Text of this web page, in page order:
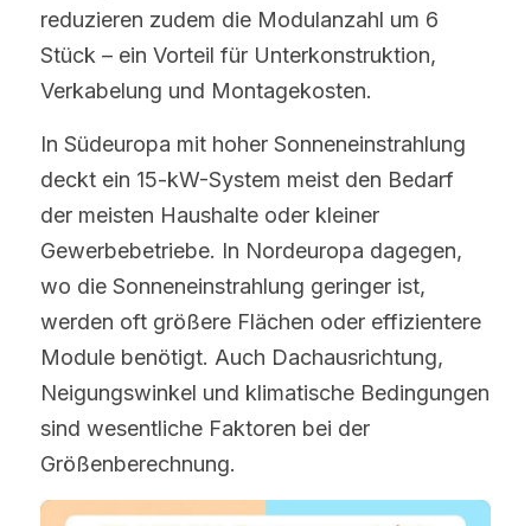
reduzieren zudem die Modulanzahl um 6
Stück – ein Vorteil für Unterkonstruktion,
Verkabelung und Montagekosten.
In Südeuropa mit hoher Sonneneinstrahlung
deckt ein 15-kW-System meist den Bedarf
der meisten Haushalte oder kleiner
Gewerbebetriebe. In Nordeuropa dagegen,
wo die Sonneneinstrahlung geringer ist,
werden oft größere Flächen oder effizientere
Module benötigt. Auch Dachausrichtung,
Neigungswinkel und klimatische Bedingungen
sind wesentliche Faktoren bei der
Größenberechnung.